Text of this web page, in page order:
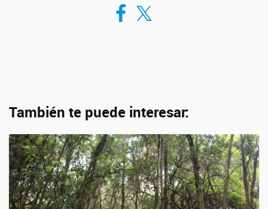
También te puede interesar: